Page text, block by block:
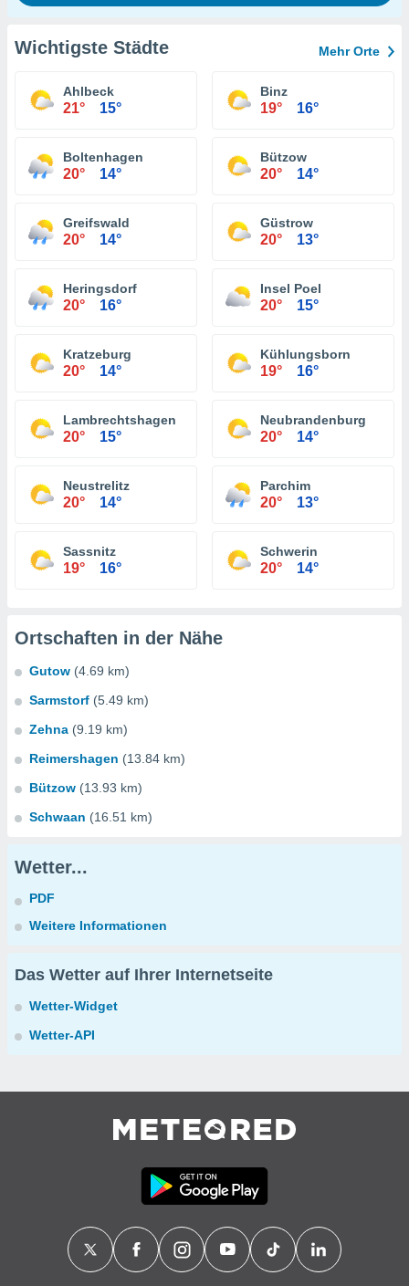
Wichtigste Städte Mehr Orte
Ahlbeck
21° 15°
Binz
19° 16°
Boltenhagen
20° 14°
Bützow
20° 14°
Greifswald
20° 14°
Güstrow
20° 13°
Heringsdorf
20° 16°
Insel Poel
20° 15°
Kratzeburg
20° 14°
Kühlungsborn
19° 16°
Lambrechtshagen
20° 15°
Neubrandenburg
20° 14°
Neustrelitz
20° 14°
Parchim
20° 13°
Sassnitz
19° 16°
Schwerin
20° 14°
Ortschaften in der Nähe
Gutow (4.69 km)
Sarmstorf (5.49 km)
Zehna (9.19 km)
Reimershagen (13.84 km)
Bützow (13.93 km)
Schwaan (16.51 km)
Wetter...
PDF
Weitere Informationen
Das Wetter auf Ihrer Internetseite
Wetter-Widget
Wetter-API